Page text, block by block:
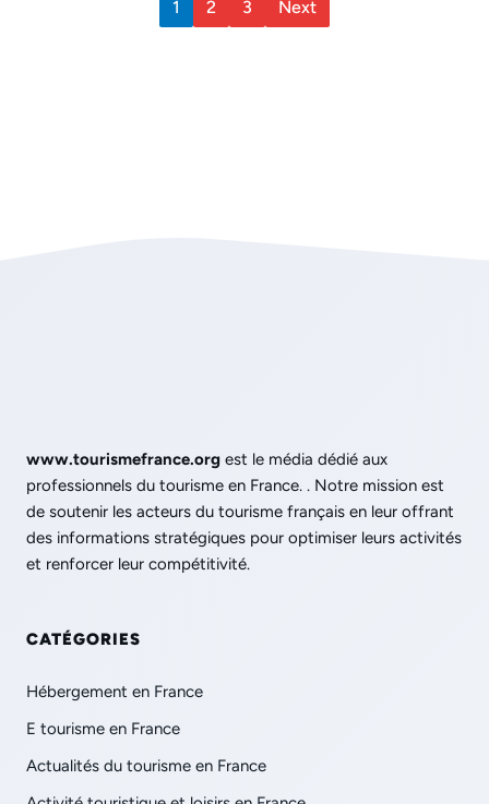
1 2 3 Next
www.tourismefrance.org est le média dédié aux
professionnels du tourisme en France. . Notre mission est
de soutenir les acteurs du tourisme français en leur offrant
des informations stratégiques pour optimiser leurs activités
et renforcer leur compétitivité.
CATÉGORIES
Hébergement en France
E tourisme en France
Actualités du tourisme en France